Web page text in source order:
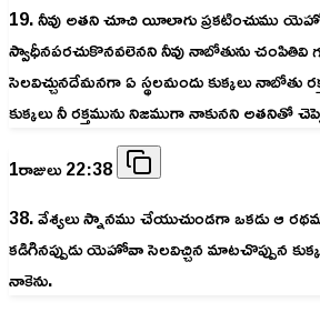
19. నీవు అతని చూచి యీలాగు ప్రకటించుము
స్వాధీనపరచుకొనవలెనని నీవు నాబోతును
సెలవిచ్చునదేమనగా ఏ స్థలమందు కుక్కలు నాబోతు
కుక్కలు నీ రక్తమును నిజముగా నాకునని అతనితో
1రాజులు 22:38
38. వేశ్యలు స్నానము చేయుచుండగా ఒకడు ఆ
కడిగినప్పుడు యెహోవా సెలవిచ్చిన మాటచొప్పున
నాకెను.